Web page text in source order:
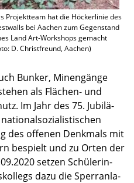
Projekt­team hat die Höcker­li­nie des
bei Aachen zum Gegen­stand
Land Art-Workshops gemacht
D. Christ­freund, Aachen)
Bunker, Minen­gänge
als Flächen- und
Im Jahr des 75. Jubilä­
des offenen Denkmals mit
bespielt und zu Orten der
setzen Schüle­rin­
dazu die Sperr­an­la­